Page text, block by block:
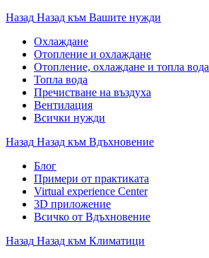
Назад Назад към Вашите нужди
Охлаждане
Отопление и охлаждане
Отопление, охлаждане и топла вода
Топла вода
Пречистване на въздуха
Вентилация
Всички нужди
Назад Назад към Вдъхновение
Блог
Примери от практиката
Virtual experience Center
3D приложение
Всичко от Вдъхновение
Назад Назад към Климатици